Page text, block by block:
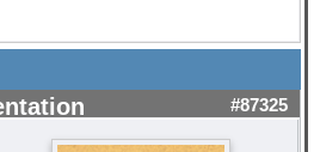
#87325